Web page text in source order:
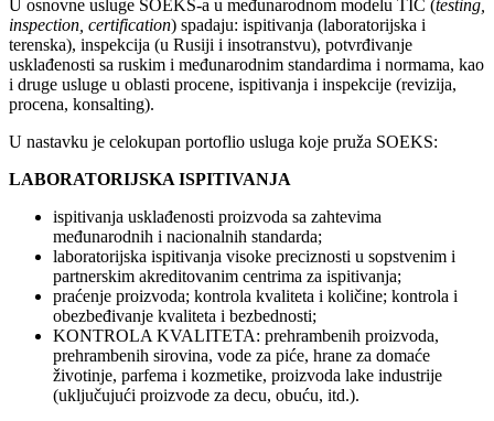
U osnovne usluge SOEKS-a u međunarodnom modelu TIC (testing,
inspection, certification) spadaju: ispitivanja (laboratorijska i
terenska), inspekcija (u Rusiji i insotranstvu), potvrđivanje
usklađenosti sa ruskim i međunarodnim standardima i normama, kao
i druge usluge u oblasti procene, ispitivanja i inspekcije (revizija,
procena, konsalting).
U nastavku je celokupan portoflio usluga koje pruža SOEKS:
LABORATORIJSKA ISPITIVANJA
ispitivanja usklađenosti proizvoda sa zahtevima
međunarodnih i nacionalnih standarda;
laboratorijska ispitivanja visoke preciznosti u sopstvenim i
partnerskim akreditovanim centrima za ispitivanja;
praćenje proizvoda; kontrola kvaliteta i količine; kontrola i
obezbeđivanje kvaliteta i bezbednosti;
KONTROLA KVALITETA: prehrambenih proizvoda,
prehrambenih sirovina, vode za piće, hrane za domaće
životinje, parfema i kozmetike, proizvoda lake industrije
(uključujući proizvode za decu, obuću, itd.).